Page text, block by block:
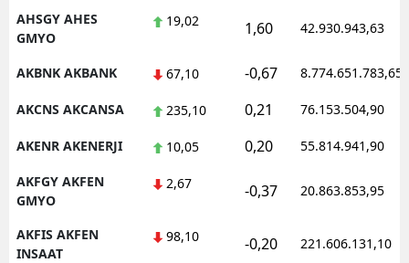
Kütahya
Malatya
Manisa
Kahramanmaraş
AHSGY AHES
GMYO
19,02 1,60 42.930.943,63
AKBNK AKBANK 67,10 -0,67 8.774.651.783,65
AKCNS AKCANSA 235,10 0,21 76.153.504,90
AKENR AKENERJI 10,05 0,20 55.814.941,90
AKFGY AKFEN
GMYO
2,67 -0,37 20.863.853,95
AKFIS AKFEN
INSAAT
98,10 -0,20 221.606.131,10